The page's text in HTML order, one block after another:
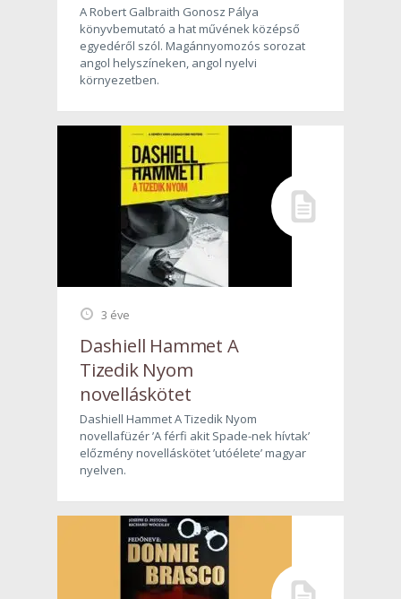
A Robert Galbraith Gonosz Pálya
könyvbemutató a hat művének középső
egyedéről szól. Magánnyomozós sorozat
angol helyszíneken, angol nyelvi
környezetben.
3 éve
Dashiell Hammet A
Tizedik Nyom
novelláskötet
Dashiell Hammet A Tizedik Nyom
novellafüzér ’A férfi akit Spade-nek hívtak’
előzmény novelláskötet ’utóélete’ magyar
nyelven.